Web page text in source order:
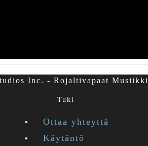
Inc. - Rojaltivapaat
Tuki
Ottaa yhteyttä
Käytäntö